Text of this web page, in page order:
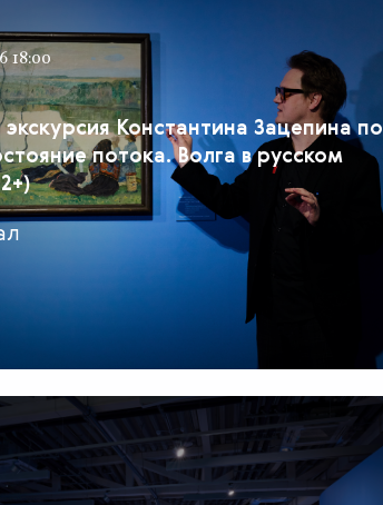
18:00
Константина Зацепина по
потока. Волга в русском